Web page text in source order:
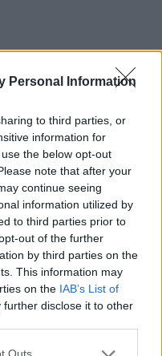
Personal Information
to third parties, or
information for
the below opt-out
note that after your
continue seeing
information utilized by
to third parties prior to
out of the further
by third parties on the
This information may
on the IAB’s List of
further disclose it to other